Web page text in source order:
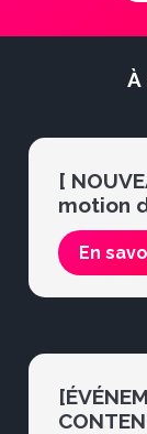
[
motion
En